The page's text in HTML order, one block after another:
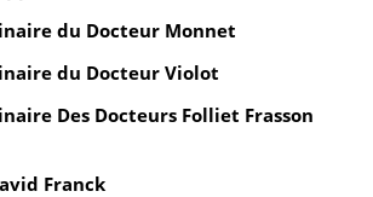
du Docteur Monnet
du Docteur Violot
Des Docteurs Folliet Frasson
Franck